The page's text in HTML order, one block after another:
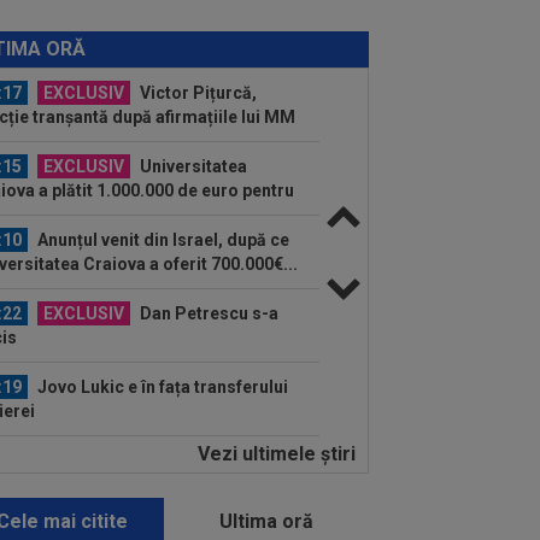
ORĂ
A fost anunțat transferul unui
EXCLUSIV
Victor Pițurcă,
tranșantă după afirmațiile lui MM
EXCLUSIV
Universitatea
a plătit 1.000.000 de euro pentru
Anunțul venit din Israel, după ce
Craiova a oferit 700.000€...
EXCLUSIV
Dan Petrescu s-a
Jovo Lukic e în fața transferului
Ilie Dumitrescu l-a
Micael Leandro a murit, după ce a
Vezi ultimele ştiri
mai citite Ultima oră